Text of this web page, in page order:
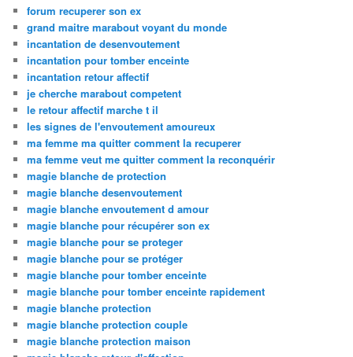
forum recuperer son ex
grand maitre marabout voyant du monde
incantation de desenvoutement
incantation pour tomber enceinte
incantation retour affectif
je cherche marabout competent
le retour affectif marche t il
les signes de l'envoutement amoureux
ma femme ma quitter comment la recuperer
ma femme veut me quitter comment la reconquérir
magie blanche de protection
magie blanche desenvoutement
magie blanche envoutement d amour
magie blanche pour récupérer son ex
magie blanche pour se proteger
magie blanche pour se protéger
magie blanche pour tomber enceinte
magie blanche pour tomber enceinte rapidement
magie blanche protection
magie blanche protection couple
magie blanche protection maison